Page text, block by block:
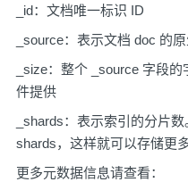
_id：文档唯一标识 ID
_source：表示文档 doc 的
_size：整个 _source 字段
件提供
_shards：表示索引的分片
shards，这样就可以存储更
更多元数据信息请查看：